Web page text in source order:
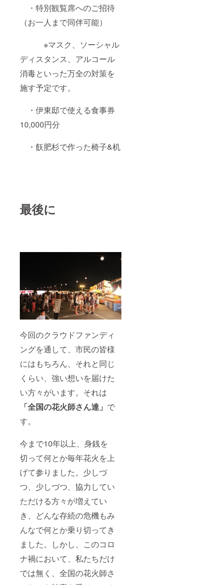
・特別観覧席へのご招待
（お一人まで同伴可能）
※マスク、ソーシャル
ディスタンス、アルコール
消毒といった万全の対策を
施す予定です。
・伊東邸で使える食事券
10,000円分
・飫肥杉で作った椅子&机
最後に
今回のクラウドファンディ
ングを通して、市民の皆様
にはもちろん、それと同じ
くらい、強い想いを届けた
い方々がいます。それは
「全国の花火師さん達」 で
す。
今まで10年以上、身銭を
切って何とか毎年花火を上
げて参りました。少しづ
つ、少しづつ、協力してい
ただける方々が増えてい
き、どんな存続の危機もみ
んなで何とか乗り切ってき
ました。しかし、このコロ
ナ禍において、私たちだけ
では無く、全国の花火師さ